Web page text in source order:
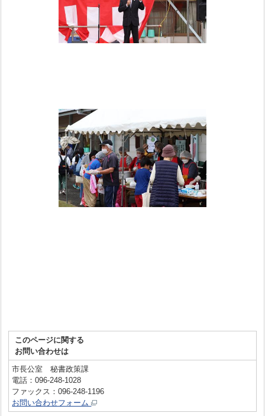
このページに関する
お問い合わせは
市長公室 秘書政策課
電話：096-248-1028
ファックス：096-248-1196
お問い合わせフォーム